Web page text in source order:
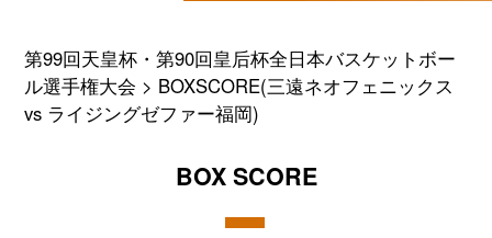
第99回天皇杯・第90回皇后杯全日本バスケットボー
ル選手権大会
BOXSCORE(三遠ネオフェニックス
vs ライジングゼファー福岡)
BOX SCORE